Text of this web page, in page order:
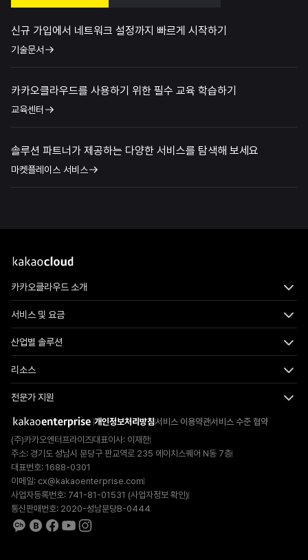
신규 가입에서 네트워크 설정까지 빠르게 시작하기
기술문서
카카오클라우드를 사용하기 위한 필수 교육 학습하기
교육센터
솔루션 파트너가 제공하는 다양한 서비스를 탐색해 보세요
마켓플레이스 서비스
카카오클라우드 소개
서비스 및 요금
산업별 솔루션
리소스
전문가 지원
개인정보처리방침서비스 이용약관서비스 수준 협약
(주)카카오엔터프라이즈대표이사: 이재한
주소: 경기도 성남시 분당구 판교역로 235 에이치스퀘어 N동 7층
대표번호: 1688-0301
이메일: cx@kakaoenterprise.com
사업자등록번호: 741-81-01531 (사업자정보 확인)
통신판매번호: 2020-성남분당B-0444